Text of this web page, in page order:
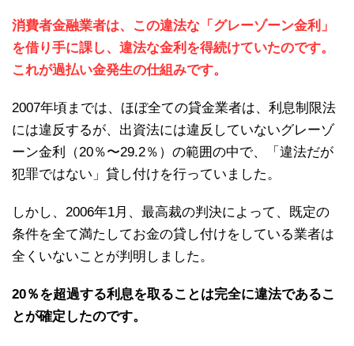
消費者金融業者は、この違法な「グレーゾーン金利」
を借り手に課し、違法な金利を得続けていたのです。
これが過払い金発生の仕組みです。
2007年頃までは、ほぼ全ての貸金業者は、利息制限法
には違反するが、出資法には違反していないグレーゾ
ーン金利（20％〜29.2％）の範囲の中で、「違法だが
犯罪ではない」貸し付けを行っていました。
しかし、2006年1月、最高裁の判決によって、既定の
条件を全て満たしてお金の貸し付けをしている業者は
全くいないことが判明しました。
20％を超過する利息を取ることは完全に違法であるこ
とが確定したのです。